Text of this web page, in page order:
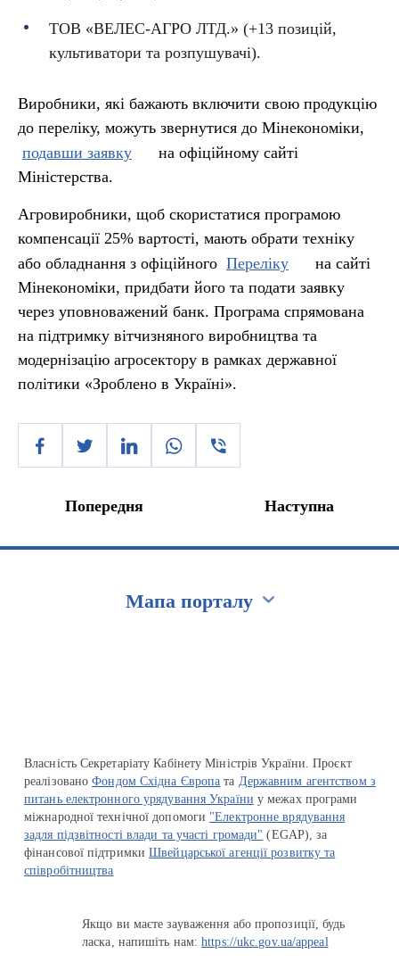
ТОВ «ВЕЛЕС-АГРО ЛТД.» (+13 позицій,
культиватори та розпушувачі).
Виробники, які бажають включити свою продукцію
до переліку, можуть звернутися до Мінекономіки,
подавши заявку
на офіційному сайті
Міністерства.
Агровиробники, щоб скористатися програмою
компенсації 25% вартості, мають обрати техніку
або обладнання з офіційного Переліку
на сайті
Мінекономіки, придбати його та подати заявку
через уповноважений банк. Програма спрямована
на підтримку вітчизняного виробництва та
модернізацію агросектору в рамках державної
політики «Зроблено в Україні».
Попередня Наступна
Мапа порталу
Власність Секретаріату Кабінету Міністрів України. Проєкт
реалізованоФондом Східна Європа та Державним агентством з
питань електронного урядування України у межах програми
міжнародної технічної допомоги "Електронне врядування
задля підзвітності влади та участі громади" (EGAP), за
фінансової підтримкиШвейцарської агенції розвитку та
співробітництва
Якщо ви маєте зауваження або пропозиції, будь
ласка, напишіть нам:https://ukc.gov.ua/appeal